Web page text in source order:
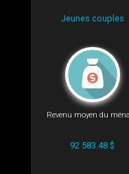
Jeunes couples
Revenu moyen du
92 583.48 $